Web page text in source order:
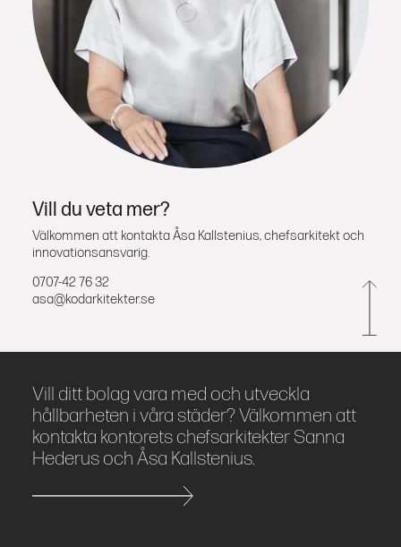
Vill du veta mer?
Välkommen att kontakta Åsa Kallstenius, chefsarkitekt och
innovationsansvarig.
0707-42 76 32
asa@kodarkitekter.se
Vill ditt bolag vara med och utveckla
hållbarheten i våra städer? Välkommen att
kontakta kontorets chefsarkitekter Sanna
Hederus och Åsa Kallstenius.